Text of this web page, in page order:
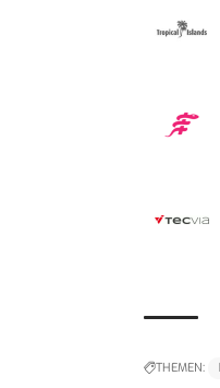
THEMEN: